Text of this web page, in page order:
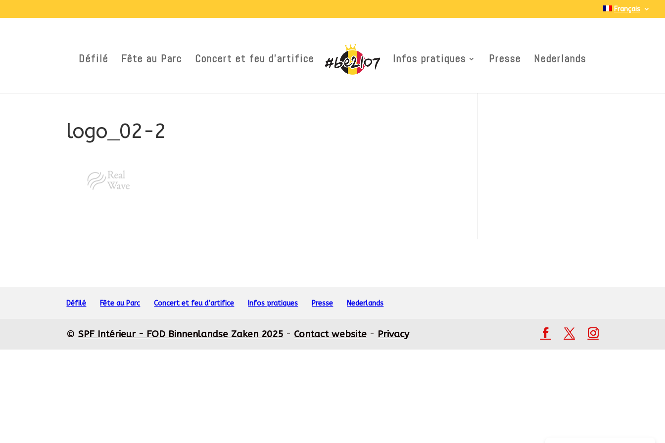
Français
Défilé Fête au Parc Concert et feu d’artifice Infos pratiques Presse Nederlands
logo_02-2
Défilé Fête au Parc Concert et feu d’artifice Infos pratiques Presse Nederlands
©SPF Intérieur - FOD Binnenlandse Zaken 2025 - Contact website - Privacy